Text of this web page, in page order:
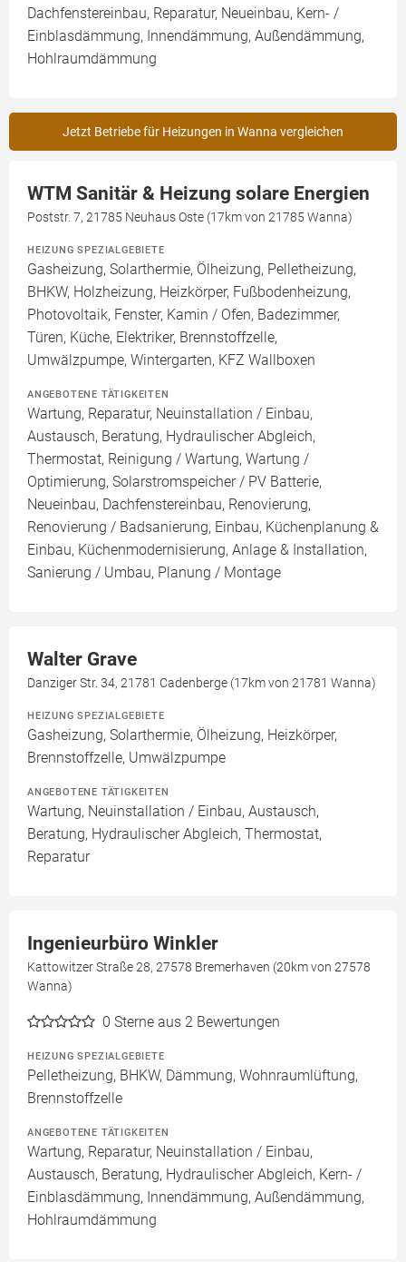
Dachfenstereinbau, Reparatur, Neueinbau, Kern- /
Einblasdämmung, Innendämmung, Außendämmung,
Hohlraumdämmung
Jetzt Betriebe für Heizungen in Wanna vergleichen
WTM Sanitär & Heizung solare Energien
Poststr. 7, 21785 Neuhaus Oste (17km von 21785 Wanna)
HEIZUNG SPEZIALGEBIETE
Gasheizung, Solarthermie, Ölheizung, Pelletheizung,
BHKW, Holzheizung, Heizkörper, Fußbodenheizung,
Photovoltaik, Fenster, Kamin / Ofen, Badezimmer,
Türen, Küche, Elektriker, Brennstoffzelle,
Umwälzpumpe, Wintergarten, KFZ Wallboxen
ANGEBOTENE TÄTIGKEITEN
Wartung, Reparatur, Neuinstallation / Einbau,
Austausch, Beratung, Hydraulischer Abgleich,
Thermostat, Reinigung / Wartung, Wartung /
Optimierung, Solarstromspeicher / PV Batterie,
Neueinbau, Dachfenstereinbau, Renovierung,
Renovierung / Badsanierung, Einbau, Küchenplanung &
Einbau, Küchenmodernisierung, Anlage & Installation,
Sanierung / Umbau, Planung / Montage
Walter Grave
Danziger Str. 34, 21781 Cadenberge (17km von 21781 Wanna)
HEIZUNG SPEZIALGEBIETE
Gasheizung, Solarthermie, Ölheizung, Heizkörper,
Brennstoffzelle, Umwälzpumpe
ANGEBOTENE TÄTIGKEITEN
Wartung, Neuinstallation / Einbau, Austausch,
Beratung, Hydraulischer Abgleich, Thermostat,
Reparatur
Ingenieurbüro Winkler
Kattowitzer Straße 28, 27578 Bremerhaven (20km von 27578
Wanna)
0 Sterne aus 2 Bewertungen
HEIZUNG SPEZIALGEBIETE
Pelletheizung, BHKW, Dämmung, Wohnraumlüftung,
Brennstoffzelle
ANGEBOTENE TÄTIGKEITEN
Wartung, Reparatur, Neuinstallation / Einbau,
Austausch, Beratung, Hydraulischer Abgleich, Kern- /
Einblasdämmung, Innendämmung, Außendämmung,
Hohlraumdämmung